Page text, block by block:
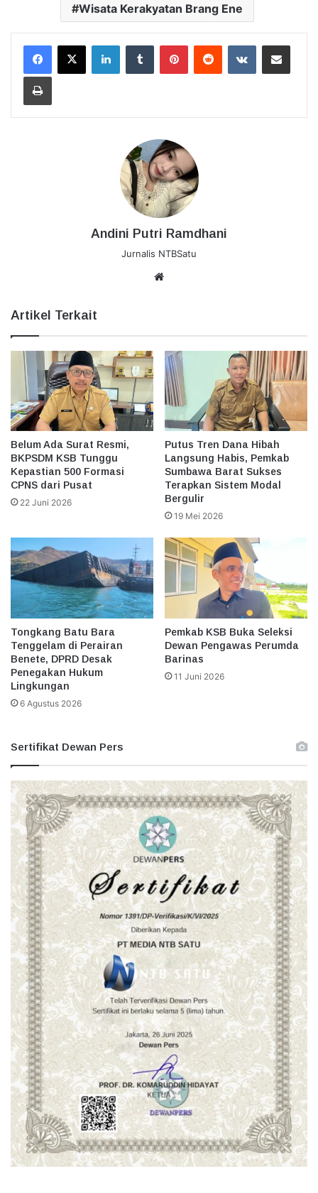
Wisata Kerakyatan Brang Ene
LinkedInTumblr PinterestReddit VKontakteBagikan Lewat Email
Cetak
Andini Putri Ramdhani
Jurnalis NTBSatu
Artikel Terkait
Belum Ada Surat Resmi,
BKPSDM KSB Tunggu
Kepastian 500 Formasi
CPNS dari Pusat
22 Juni 2026
Putus Tren Dana Hibah
Langsung Habis, Pemkab
Sumbawa Barat Sukses
Terapkan Sistem Modal
Bergulir
19 Mei 2026
Tongkang Batu Bara
Tenggelam di Perairan
Benete, DPRD Desak
Penegakan Hukum
Lingkungan
6 Agustus 2026
Pemkab KSB Buka Seleksi
Dewan Pengawas Perumda
Barinas
11 Juni 2026
Sertifikat Dewan Pers